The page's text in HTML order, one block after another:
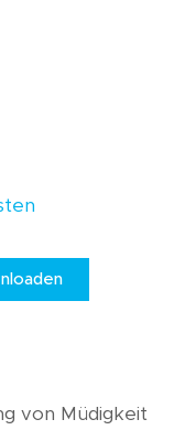
von Müdigkeit